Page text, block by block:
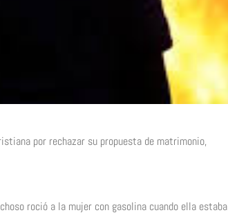
por rechazar su propuesta de matrimonio,
roció a la mujer con gasolina cuando ella estaba